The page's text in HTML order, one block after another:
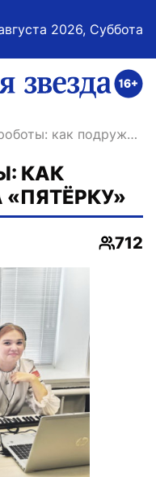
2026, Суббота
на главную
как подружиться на «пятёрку»
КАК
712